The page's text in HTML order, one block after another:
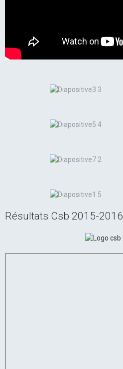
Résultats Csb 2015-2016